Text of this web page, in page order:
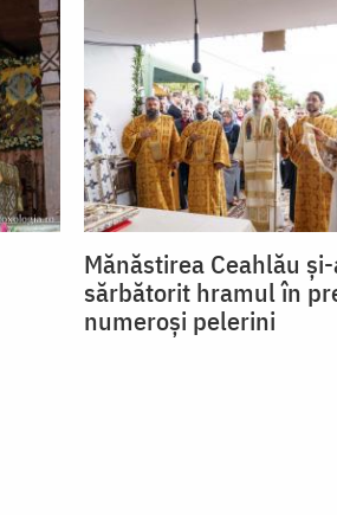
Mănăstirea Ceahlău
sărbătorit hramul în
numeroși pelerini